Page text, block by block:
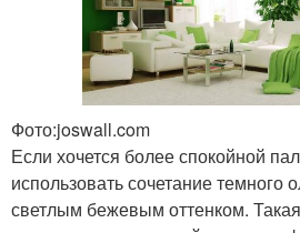
Фото:joswall.com
Если хочется более спокойной
использовать сочетание темного
светлым бежевым оттенком.